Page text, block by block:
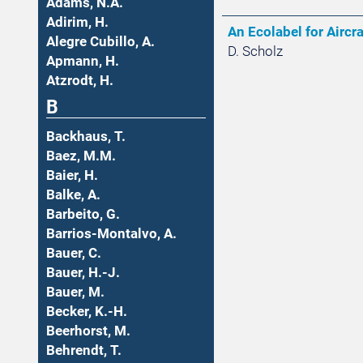
Adirim, H.
Alegre Cubillo, A.
Apmann, H.
Atzrodt, H.
B
Backhaus, T.
Baez, M.M.
Baier, H.
Balke, A.
Barbeito, G.
Barrios-Montalvo, A.
Bauer, C.
Bauer, H.-J.
Bauer, M.
Becker, K.-H.
Beerhorst, M.
Behrendt, T.
An Ecolabel for
D. Scholz